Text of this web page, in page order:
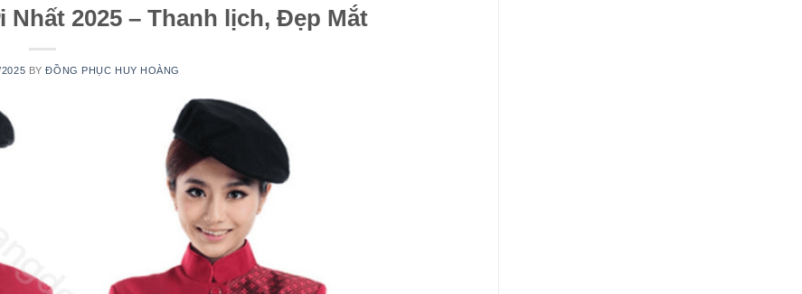
2025 – Thanh lịch, Đẹp Mắt
BYĐỒNG PHỤC HUY HOÀNG